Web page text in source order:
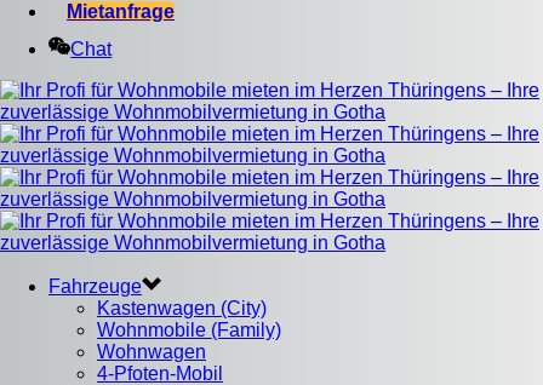
Mietanfrage
Chat
Fahrzeuge
Kastenwagen (City)
Wohnmobile (Family)
Wohnwagen
4-Pfoten-Mobil